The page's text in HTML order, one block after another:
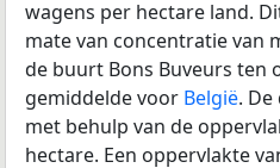
wagens per hectare land.
mate van concentratie van
de buurt Bons Buveurs ten
gemiddelde voor België.
met behulp van de
hectare. Een oppervlakte